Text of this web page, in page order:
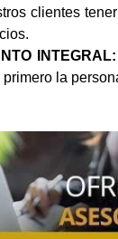
clientes
INTEGRAL:
la